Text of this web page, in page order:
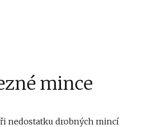
mince
nedostatku drobných mincí